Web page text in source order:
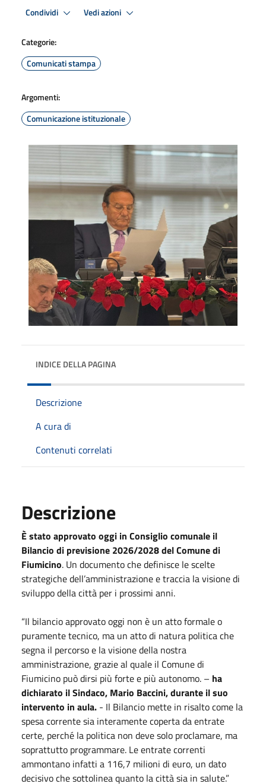
Condividi Vedi azioni
Categorie:
Comunicati stampa
Argomenti:
Comunicazione istituzionale
INDICE DELLA PAGINA
Descrizione
A cura di
Contenuti correlati
Descrizione
È stato approvato oggi in Consiglio comunale il
Bilancio di previsione 2026/2028 del Comune di
Fiumicino. Un documento che definisce le scelte
strategiche dell’amministrazione e traccia la visione di
sviluppo della città per i prossimi anni.
“Il bilancio approvatooggi non è un atto formale o
puramente tecnico, ma un atto di natura politica che
segna il percorso e la visione della nostra
amministrazione, grazie al quale il Comune di
Fiumicino può dirsi più forte e più autonomo. – ha
dichiarato il Sindaco, Mario Baccini, durante il suo
intervento in aula. - Il Bilancio mette in risalto come la
spesa corrente sia interamente coperta da entrate
certe, perché la politica non deve solo proclamare, ma
soprattutto programmare. Le entrate correnti
ammontano infatti a 116,7 milioni di euro, un dato
decisivo che sottolinea quanto la città sia in salute.”